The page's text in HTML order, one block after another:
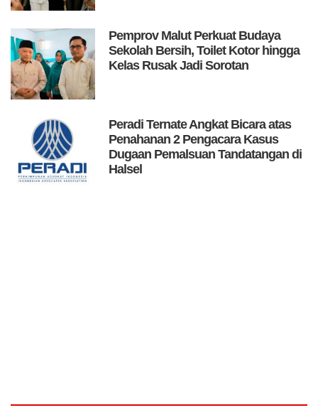
Pemprov Malut Perkuat Budaya
Sekolah Bersih, Toilet Kotor hingga
Kelas Rusak Jadi Sorotan
Peradi Ternate Angkat Bicara atas
Penahanan 2 Pengacara Kasus
Dugaan Pemalsuan Tandatangan di
Halsel